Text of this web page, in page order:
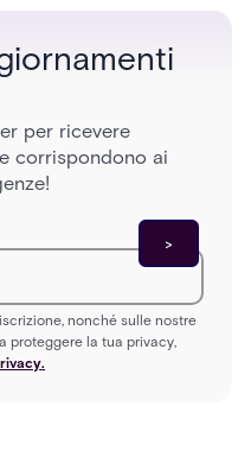
per ricevere
corrispondono ai
nonché sulle nostre
proteggere la tua privacy,